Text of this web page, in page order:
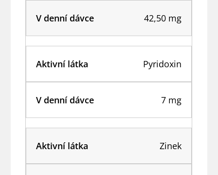
42,50 mg
Pyridoxin
7 mg
Zinek